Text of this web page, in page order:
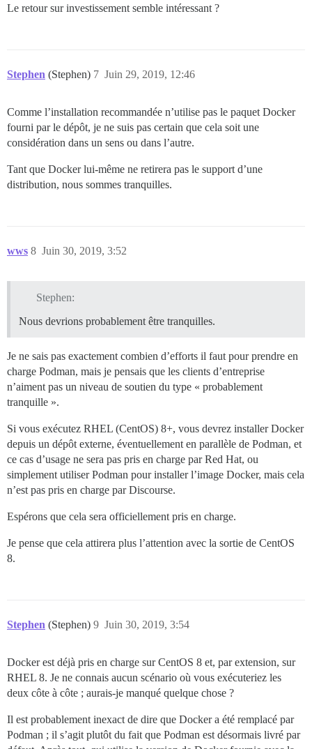
Le retour sur investissement semble intéressant ?
Stephen (Stephen) Juin 29, 2019, 12:46
7
Comme l’installation recommandée n’utilise pas le paquet Docker
fourni par le dépôt, je ne suis pas certain que cela soit une
considération dans un sens ou dans l’autre.
Tant que Docker lui-même ne retirera pas le support d’une
distribution, nous sommes tranquilles.
wws Juin 30, 2019, 3:52
8
Stephen:
Nous devrions probablement être tranquilles.
Je ne sais pas exactement combien d’efforts il faut pour prendre en
charge Podman, mais je pensais que les clients d’entreprise
n’aiment pas un niveau de soutien du type « probablement
tranquille ».
Si vous exécutez RHEL (CentOS) 8+, vous devrez installer Docker
depuis un dépôt externe, éventuellement en parallèle de Podman, et
ce cas d’usage ne sera pas pris en charge par Red Hat, ou
simplement utiliser Podman pour installer l’image Docker, mais cela
n’est pas pris en charge par Discourse.
Espérons que cela sera officiellement pris en charge.
Je pense que cela attirera plus l’attention avec la sortie de CentOS
8.
Stephen (Stephen) Juin 30, 2019, 3:54
9
Docker est déjà pris en charge sur CentOS 8 et, par extension, sur
RHEL 8. Je ne connais aucun scénario où vous exécuteriez les
deux côte à côte ; aurais-je manqué quelque chose ?
Il est probablement inexact de dire que Docker a été remplacé par
Podman ; il s’agit plutôt du fait que Podman est désormais livré par